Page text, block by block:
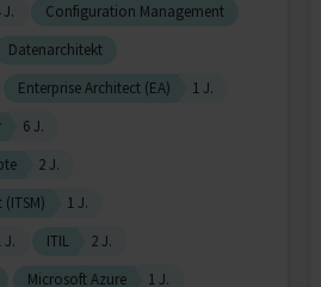
J.
Configuration Management
Datenarchitekt
Enterprise Architect (EA)
1 J.
6 J.
2 J.
1 J.
J. ITIL
2 J.
Microsoft Azure
1 J.